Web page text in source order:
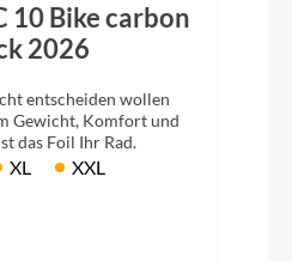
10 Bike carbon
2026
entscheiden wollen
Gewicht, Komfort und
das Foil Ihr Rad.
XL XXL